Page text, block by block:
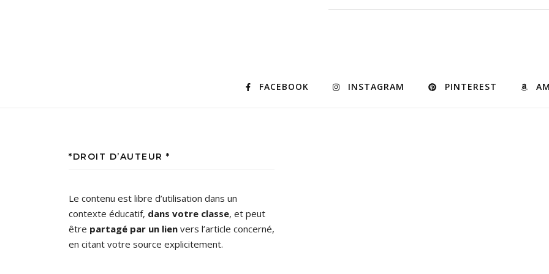
FACEBOOK INSTAGRAM PINTEREST
*DROIT D’AUTEUR *
Le contenu est libre d’utilisation dans un
contexte éducatif, dans votre classe, et peut
être partagé par un lien vers l’article concerné,
en citant votre source explicitement.